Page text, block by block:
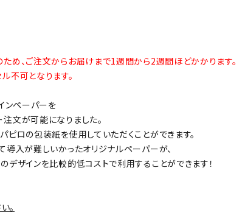
め、ご注文からお届けまで1週間から2週間ほどかかります。
不可となります。
ンペーパーを
文が可能になりました。
ピロの包装紙を使用していただくことができます。
導入が難しいかったオリジナルペーパーが、
デザインを比較的低コストで利用することができます！
。